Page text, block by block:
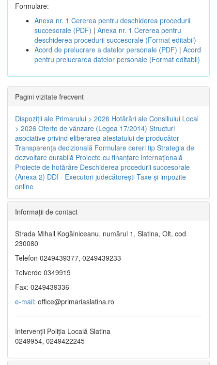
Formulare:
Anexa nr. 1 Cererea pentru deschiderea procedurii
succesorale (PDF) | Anexa nr. 1 Cererea pentru
deschiderea procedurii succesorale (Format editabil)
Acord de prelucrare a datelor personale (PDF) | Acord
pentru prelucrarea datelor personale (Format editabil)
Pagini vizitate frecvent
Dispoziţii ale Primarului > 2026 Hotărâri ale Consiliului Local
> 2026 Oferte de vânzare (Legea 17/2014) Structuri
asociative privind eliberarea atestatului de producător
Transparenţa decizională Formulare cereri tip Strategia de
dezvoltare durabilă Proiecte cu finanţare internaţională
Proiecte de hotărâre Deschiderea procedurii succesorale
(Anexa 2) DDI - Executori judecătorești Taxe şi impozite
online
Informaţii de contact
Strada Mihail Kogălniceanu, numărul 1, Slatina, Olt, cod
230080
Telefon 0249439377, 0249439233
Telverde 0349919
Fax: 0249439336
e-mail: office@primariaslatina.ro
Intervenții Poliția Locală Slatina
0249954, 0249422245